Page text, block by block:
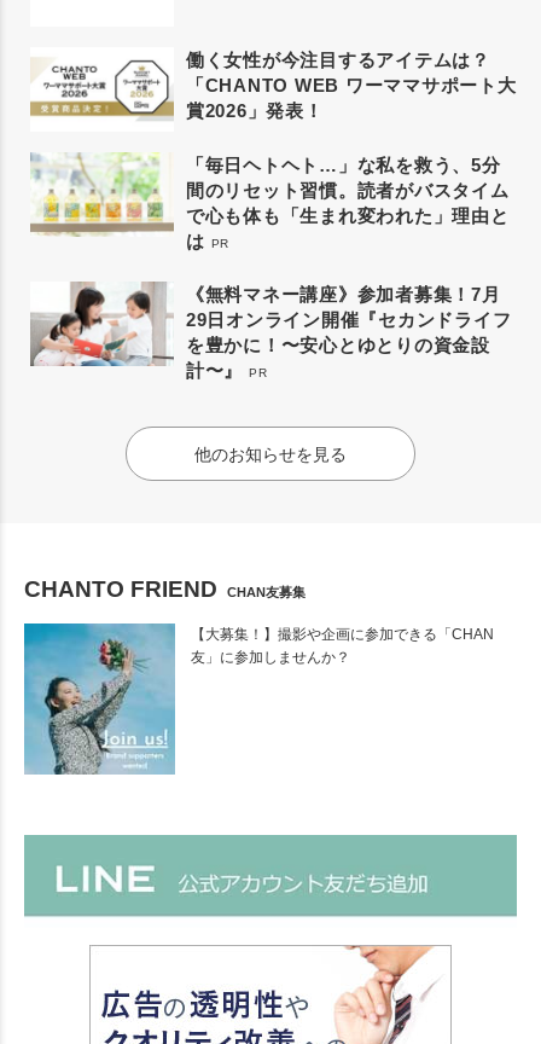
働く女性が今注目するアイテムは？
「CHANTO WEB ワーママサポート大
賞2026」発表！
「毎日ヘトヘト…」な私を救う、5分
間のリセット習慣。読者がバスタイム
で心も体も「生まれ変われた」理由と
は PR
《無料マネー講座》参加者募集！7月
29日オンライン開催『セカンドライフ
を豊かに！〜安心とゆとりの資金設
計〜』
PR
他のお知らせを見る
CHANTO FRIEND CHAN友募集
【大募集！】撮影や企画に参加できる「CHAN
友」に参加しませんか？